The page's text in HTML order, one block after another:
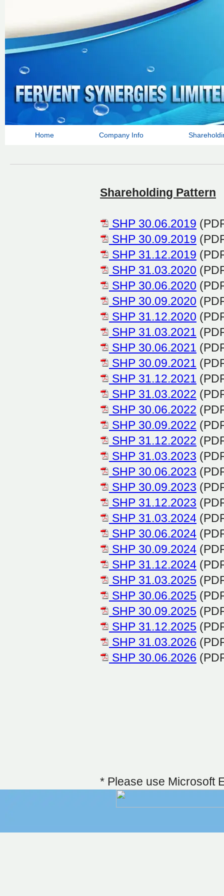
Home Company Info
Shareholding Pattern
SHP 30.06.2019
SHP 30.09.2019
SHP 31.12.2019
SHP 31.03.2020
SHP 30.06.2020
SHP 30.09.2020
SHP 31.12.2020
SHP 31.03.2021
SHP 30.06.2021
SHP 30.09.2021
SHP 31.12.2021
SHP 31.03.2022
SHP 30.06.2022
SHP 30.09.2022
SHP 31.12.2022
SHP 31.03.2023
SHP 30.06.2023
SHP 30.09.2023
SHP 31.12.2023
SHP 31.03.2024
SHP 30.06.2024
SHP 30.09.2024
SHP 31.12.2024
SHP 31.03.2025
SHP 30.06.2025
SHP 30.09.2025
SHP 31.12.2025
SHP 31.03.2026
SHP 30.06.2026
* Please use Microsoft